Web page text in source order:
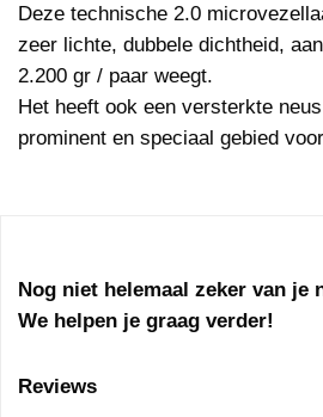
Deze technische 2.0
zeer lichte, dubbele dichtheid,
2.200 gr / paar weegt.
Het heeft ook een versterkte
prominent en speciaal gebied
Nog niet helemaal zeker van je
We helpen je graag verder!
Reviews